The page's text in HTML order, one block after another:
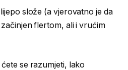
slože (a vjerovatno je da
flertom, ali i vrućim
se razumjeti, lako